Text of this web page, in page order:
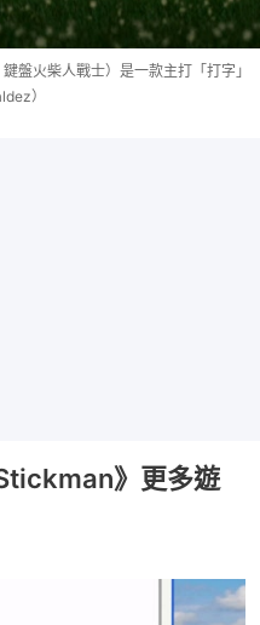
盤火柴人戰士）是一款主打「打字」
）
》更多遊